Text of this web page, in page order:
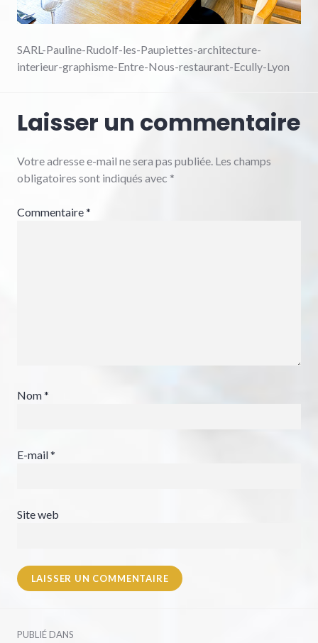
SARL-Pauline-Rudolf-les-Paupiettes-architecture-
interieur-graphisme-Entre-Nous-restaurant-Ecully-Lyon
Laisser un commentaire
Votre adresse e-mail ne sera pas publiée. Les champs
obligatoires sont indiqués avec *
Commentaire*
Nom*
E-mail*
Site web
PUBLIÉ DANS